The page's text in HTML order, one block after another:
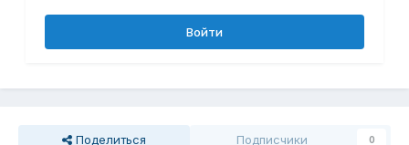
Войти
Поделиться Подписчики 0